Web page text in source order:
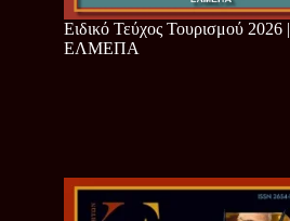
Ειδικό Τεύχος Τουρισμού 2026 |
ΕΛΜΕΠΑ